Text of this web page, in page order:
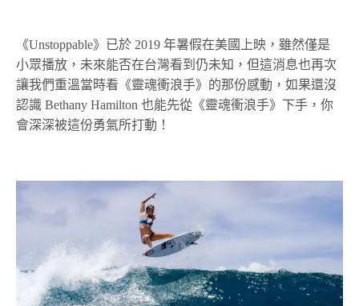
《Unstoppable》已於 2019 年暑假在美國上映，雖然僅是
小眾播放，未來能否在台灣看到仍未知，但這消息也再次
讓我們重溫當時看《靈魂衝浪手》的那份感動，如果還沒
認識 Bethany Hamilton 也能先從《靈魂衝浪手》下手，你
會深深被這份勇氣所打動！